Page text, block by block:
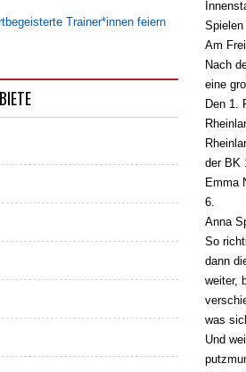
Spielen
Am
Nach
eine
Den 1.
der BK
Emma
6.
Anna
So
dann
weiter,
was
Und
Trainer*innen feiern